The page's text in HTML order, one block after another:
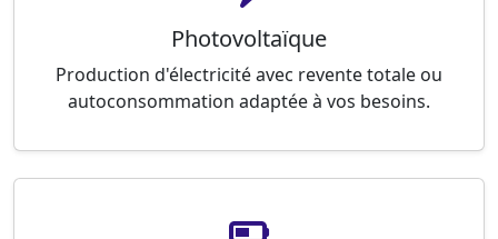
Photovoltaïque
Production d'électricité avec revente totale ou
autoconsommation adaptée à vos besoins.